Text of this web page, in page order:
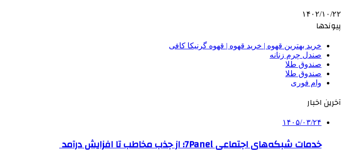
۱۴۰۲/۱۰/۲۲
پیوندها
خرید بهترین قهوه | خرید قهوه | قهوه گرنیکا کافی
صندل چرم زنانه
صندوق طلا
صندوق طلا
وام فوری
آخرین اخبار
۱۴۰۵/۰۳/۲۴
خدمات شبکه‌های اجتماعی 7Panel؛ از جذب مخاطب تا افزایش درآمد